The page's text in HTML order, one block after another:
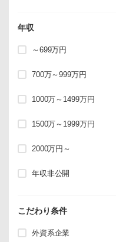
年収
～699万円
700万～999万円
1000万～1499万円
1500万～1999万円
2000万円～
年収非公開
こだわり条件
外資系企業